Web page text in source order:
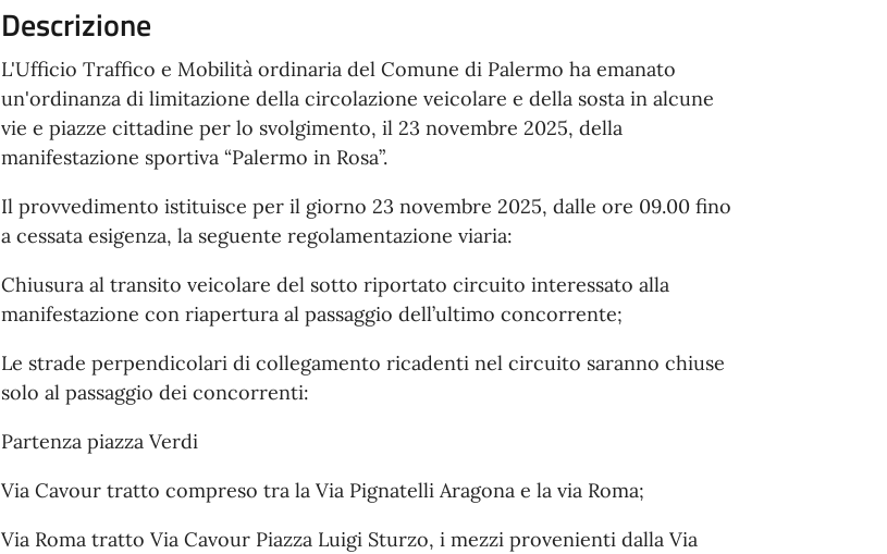
Descrizione
L'Ufficio Traffico e Mobilità ordinaria del Comune di Palermo ha emanato
un'ordinanza di limitazione della circolazione veicolare e della sosta in alcune
vie e piazze cittadine per lo svolgimento, il 23 novembre 2025, della
manifestazione sportiva “Palermo in Rosa”.
Il provvedimento istituisce per il giorno 23 novembre 2025, dalle ore 09.00 fino
a cessata esigenza, la seguente regolamentazione viaria:
Chiusura al transito veicolare del sotto riportato circuito interessato alla
manifestazione con riapertura al passaggio dell’ultimo concorrente;
Le strade perpendicolari di collegamento ricadenti nel circuito saranno chiuse
solo al passaggio dei concorrenti:
Partenza piazza Verdi
Via Cavour tratto compreso tra la Via Pignatelli Aragona e la via Roma;
Via Roma tratto Via Cavour Piazza Luigi Sturzo, i mezzi provenienti dalla Via